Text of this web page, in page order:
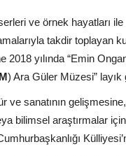
ve örnek hayatları
takdir toplayan
2018 yılında “Emin
) Ara Güler Müzesi” layık
ve sanatının
bilimsel araştırmalar